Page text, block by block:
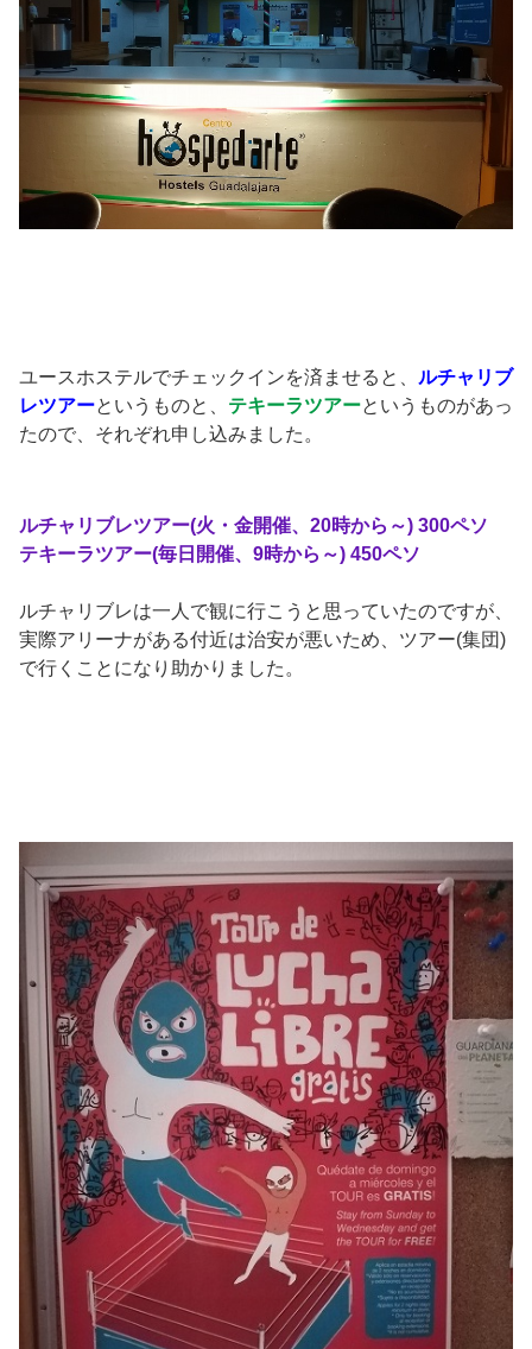
ユースホステルでチェックインを済ませると、 ルチャリブ
レツアーというものと、 テキーラツアーというものがあっ
たので、それぞれ申し込みました。
ルチャリブレツアー(火・金開催、20時から～) 300ペソ
テキーラツアー(毎日開催、9時から～) 450ペソ
ルチャリブレは一人で観に行こうと思っていたのですが、
実際アリーナがある付近は治安が悪いため、ツアー(集団)
で行くことになり助かりました。